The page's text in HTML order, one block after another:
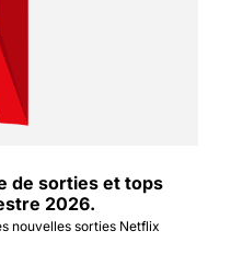
de sorties et tops
2026.
nouvelles sorties Netflix